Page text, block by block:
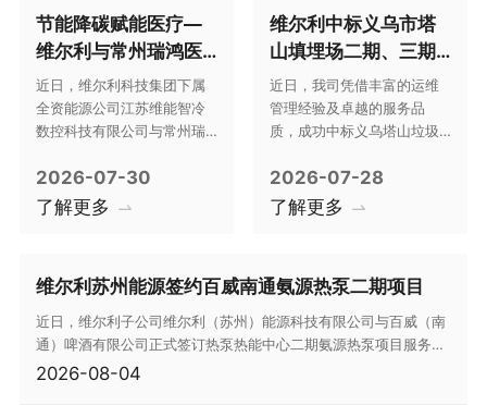
节能降碳赋能医疗—
维尔利与常州瑞鸿医
院签订综合能源节能
改造协议
近日，维尔利科技集团下属
全资能源公司江苏维能智冷
数控科技有限公司与常州瑞
目合作协议，双方将围绕医
院全场景用能系统开展节能
诊断、能耗测算与改造方案
2026-07-30
了解更多
维尔利中标义乌市塔
山填埋场二期、三期
渗滤液处理站运营服
务项目
近日，我司凭借丰富的运维
管理经验及卓越的服务品
质，成功中标义乌塔山垃圾
理站运营服务项目。
2026-07-28
了解更多
维尔利苏州能源签约百威南通氨源热泵二期项目
近日，维尔利子公司维尔利（苏州）能源科技有限公司与百威（南
通）啤酒有限公司正式签订热泵热能中心二期氨源热泵项目服务合
同，双方持续深化工业节能与低碳酿造合作，共推啤酒行业能源高
2026-08-04